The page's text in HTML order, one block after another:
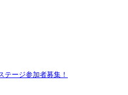
テージ参加者募集！